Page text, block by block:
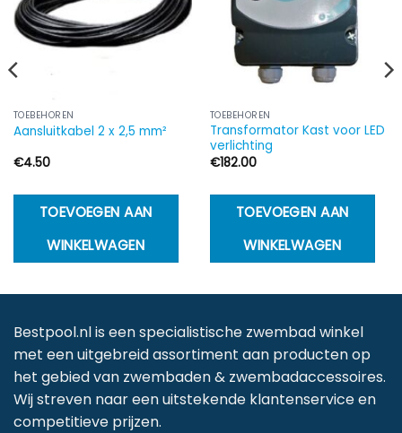
TOEBEHOREN
Aansluitkabel 2 x 2,5 mm²
€4.50
TOEVOEGEN AAN
WINKELWAGEN
TOEBEHOREN
Transformator Kast voor LED
verlichting
€182.00
TOEVOEGEN AAN
WINKELWAGEN
Bestpool.nl is een specialistische zwembad winkel
met een uitgebreid assortiment aan producten op
het gebied van zwembaden & zwembadaccessoires.
Wij streven naar een uitstekende klantenservice en
competitieve prijzen.